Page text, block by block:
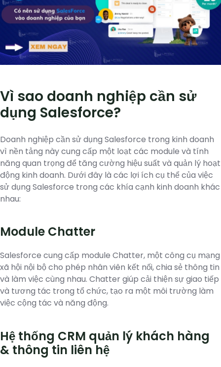
Vì sao doanh nghiệp cần sử
dụng Salesforce?
Doanh nghiệp cần sử dụng Salesforce trong kinh doanh
vì nền tảng này cung cấp một loạt các module và tính
năng quan trọng để tăng cường hiệu suất và quản lý hoạt
động kinh doanh. Dưới đây là các lợi ích cụ thể của việc
sử dụng Salesforce trong các khía cạnh kinh doanh khác
nhau:
Module Chatter
Salesforce cung cấp module Chatter, một công cụ mạng
xã hội nội bộ cho phép nhân viên kết nối, chia sẻ thông tin
và làm việc cùng nhau. Chatter giúp cải thiện sự giao tiếp
và tương tác trong tổ chức, tạo ra một môi trường làm
việc cộng tác và năng động.
Hệ thống CRM quản lý khách hàng
& thông tin liên hệ